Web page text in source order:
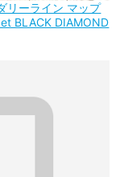
リーライン マップ
BLACK DIAMOND